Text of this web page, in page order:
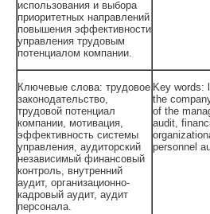
использования и выбора
приоритетных направлений
повышения эффективности
управления трудовым
потенциалом компании.
Ключевые слова: трудовое
законодательство,
трудовой потенциал
компании, мотивация,
эффективность системы
управления, аудиторский
независимый финансовый
контроль, внутренний
аудит, организационно-
кадровый аудит, аудит
персонала.
Key words:
the
of the
audit,
personnel